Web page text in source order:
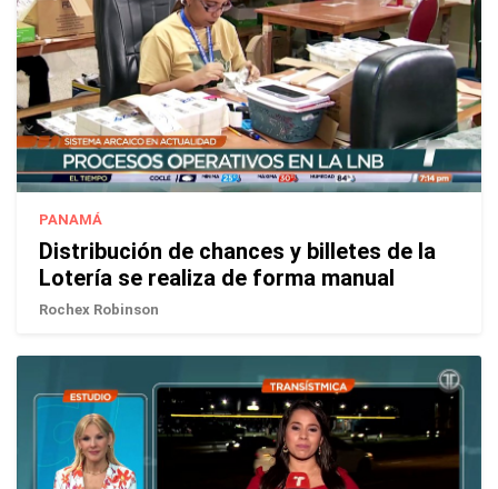
PANAMÁ
Distribución de chances y billetes de la
Lotería se realiza de forma manual
Rochex Robinson